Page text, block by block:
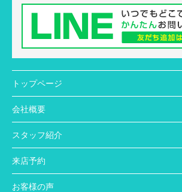
トップページ
会社概要
スタッフ紹介
来店予約
お客様の声